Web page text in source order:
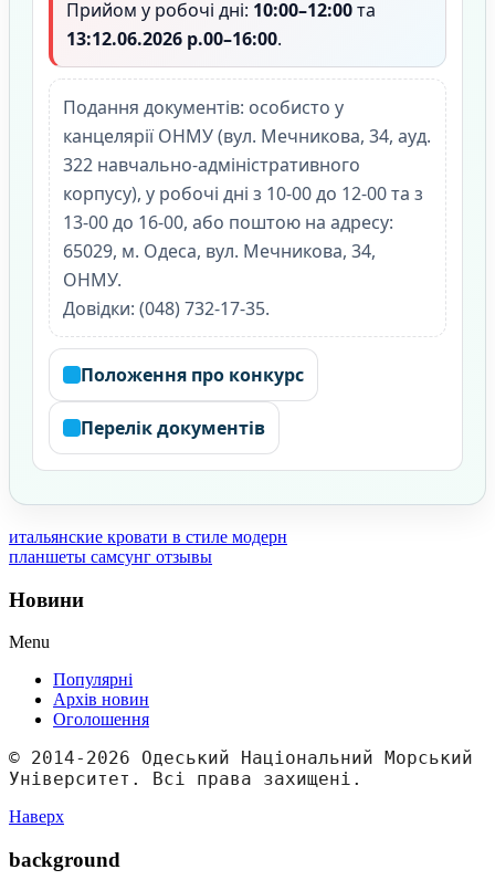
Прийом у робочі дні: 10:00–12:00та
13:12.06.2026 р.00–16:00.
Подання документів: особисто у
канцелярії ОНМУ (вул. Мечникова, 34, ауд.
322 навчально-адміністративного
корпусу), у робочі дні з 10-00 до 12-00 та з
13-00 до 16-00, або поштою на адресу:
65029, м. Одеса, вул. Мечникова, 34,
ОНМУ.
Довідки: (048) 732-17-35.
Положення про конкурс
Перелік документів
итальянские кровати в стиле модерн
планшеты самсунг отзывы
Новини
Menu
Популярні
Архів новин
Оголошення
© 2014-2026 Одеський Національний Морський
Університет. Всі права захищені.
Наверх
background